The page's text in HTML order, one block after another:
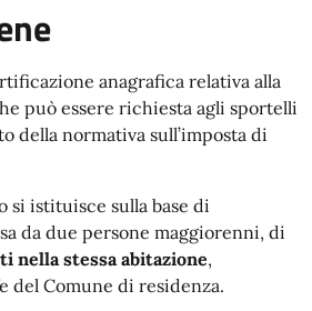
anagrafica relativa alla
può essere richiesta agli sportelli
della normativa sull’imposta di
si istituisce sulla base di
da due persone maggiorenni, di
nella stessa abitazione,
del Comune di residenza.